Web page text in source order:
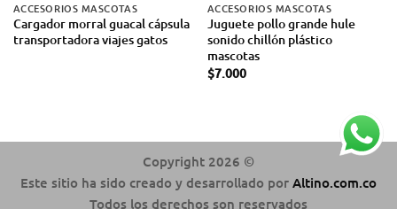
ACCESORIOS MASCOTAS
Cargador morral guacal cápsula
transportadora viajes gatos
ACCESORIOS MASCOTAS
Juguete pollo grande hule
sonido chillón plástico
mascotas
$7.000
Copyright 2026 ©
Este sitio ha sido creado y desarrollado por Altino.com.co
Todos los derechos son reservados